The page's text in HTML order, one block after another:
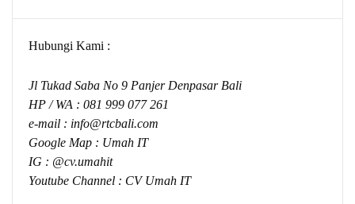
Hubungi Kami :
Jl Tukad Saba No 9 Panjer Denpasar Bali
HP / WA : 081 999 077 261
e-mail : info@rtcbali.com
Google Map : Umah IT
IG : @cv.umahit
Youtube Channel : CV Umah IT